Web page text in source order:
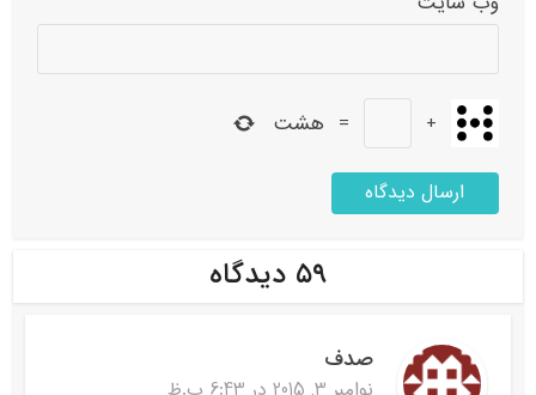
+
= هشت
۵۹ دیدگاه
صدف